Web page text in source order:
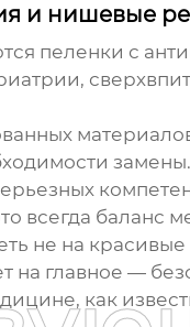
и нишевые
пеленки с
всегда баланс
не на
на главное —
как